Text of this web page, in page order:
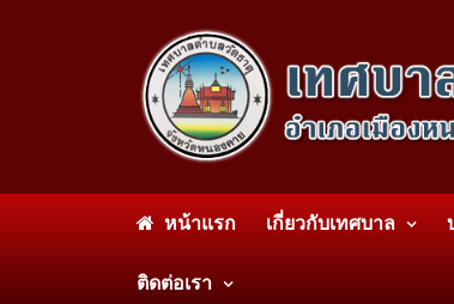
หน้าแรก เกี่ยวกับเทศบาล
ติดต่อเรา